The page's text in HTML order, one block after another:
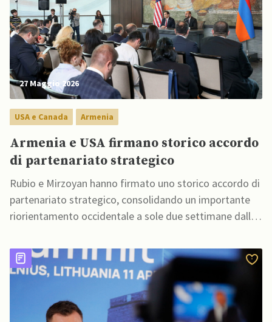
27 Maggio 2026
USA e Canada Armenia
Armenia e USA firmano storico accordo
di partenariato strategico
Rubio e Mirzoyan hanno firmato uno storico accordo di
partenariato strategico, consolidando un importante
riorientamento occidentale a sole due settimane dalle